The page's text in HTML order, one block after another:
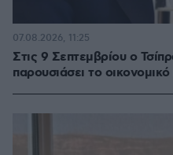
Στις 9 Σεπτεμβρίου ο
παρουσιάσει το
07.08.2026, 11:25